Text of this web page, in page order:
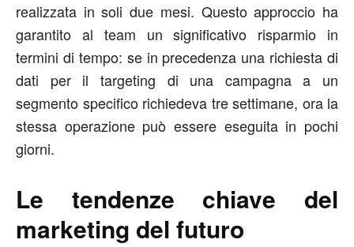
realizzata in soli due mesi. Questo approccio ha
garantito al team un significativo risparmio in
termini di tempo: se in precedenza una richiesta di
dati per il targeting di una campagna a un
segmento specifico richiedeva tre settimane, ora la
stessa operazione può essere eseguita in pochi
giorni.
Le tendenze chiave del
marketing del futuro